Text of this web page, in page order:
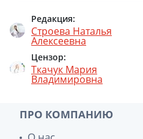
Редакция:
Строева Наталья
Алексеевна
Цензор:
Ткачук Мария
Владимировна
ПРО КОМПАНИЮ